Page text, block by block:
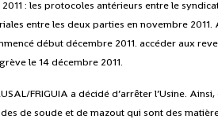
: les protocoles antérieurs entre le
entre les deux parties en novembre
début décembre 2011. accéder aux
le 14 décembre 2011.
FRIGUIA a décidé d’arrêter l’Usine.
de soude et de mazout qui sont des